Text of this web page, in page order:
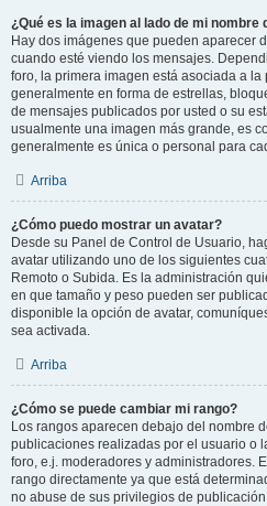
¿Qué es la imagen al lado de mi nombre
Hay dos imágenes que pueden aparecer
cuando esté viendo los mensajes.
foro, la primera imagen está asociada a
generalmente en forma de estrellas,
de mensajes publicados por usted o su
usualmente una imagen más grande, es
generalmente es única o personal para
Arriba
¿Cómo puedo mostrar un avatar?
Desde su Panel de Control de Usuario,
avatar utilizando uno de los siguientes
Remoto o Subida. Es la administración
en que tamaño y peso pueden ser
disponible la opción de avatar,
sea activada.
Arriba
¿Cómo se puede cambiar mi rango?
Los rangos aparecen debajo del nombre
publicaciones realizadas por el usuario o
foro, e.j. moderadores y administradores.
rango directamente ya que está
no abuse de sus privilegios de